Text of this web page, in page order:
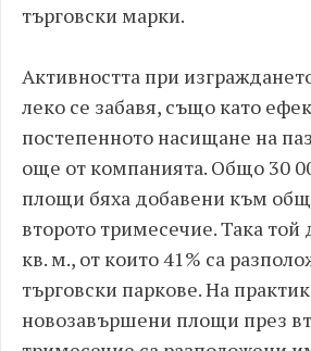
търговски марки.
Активността при
леко се забавя, също като
постепенното насищане на
още от компанията. Общо 30
площи бяха добавени към
второто тримесечие. Така той
кв. м., от които 41% са
търговски паркове. На
новозавършени площи през